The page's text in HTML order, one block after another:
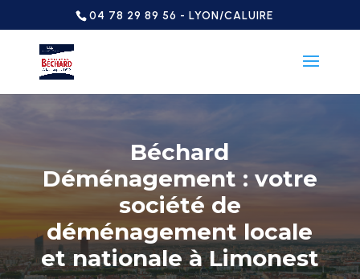
04 78 29 89 56 - LYON/CALUIRE
Béchard
Déménagement : votre
société de
déménagement locale
et nationale à Limonest